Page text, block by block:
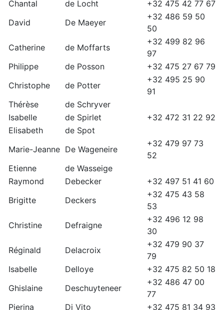
Chantal de Locht
+32 475 42 77 67
David
De Maeyer
+32 486 59 50
50
Catherine
de Moffarts
+32 499 82 96
97
Philippe
de Posson
+32 475 27 67 79
Christophe
de Potter
+32 495 25 90
91
Thérèse
de Schryver
Isabelle
de Spirlet
+32 472 31 22 92
Elisabeth
de Spot
Marie-Jeanne De Wageneire
+32 479 97 73
52
Etienne
de Wasseige
Raymond
Debecker
+32 497 51 41 60
Brigitte
Deckers
+32 475 43 58
53
Christine
Defraigne
+32 496 12 98
30
Réginald
Delacroix
+32 479 90 37
79
Isabelle
Delloye
+32 475 82 50 18
Ghislaine
Deschuyteneer
+32 486 47 00
77
Pierina
Di Vito
+32 475 81 34 93